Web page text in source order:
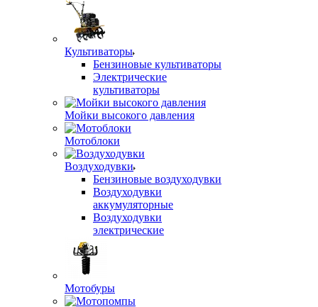
Культиваторы
Бензиновые культиваторы
Электрические
культиваторы
Мойки высокого давления
Мотоблоки
Воздуходувки
Бензиновые воздуходувки
Воздуходувки
аккумуляторные
Воздуходувки
электрические
Мотобуры